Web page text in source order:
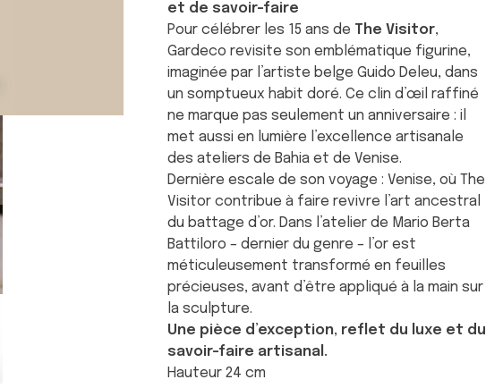
et de savoir-faire
Pour célébrer les 15 ans de The Visitor,
Gardeco revisite son emblématique figurine,
imaginée par l’artiste belge Guido Deleu, dans
un somptueux habit doré. Ce clin d’œil raffiné
ne marque pas seulement un anniversaire : il
met aussi en lumière l’excellence artisanale
des ateliers de Bahia et de Venise.
Dernière escale de son voyage : Venise, où The
Visitor contribue à faire revivre l’art ancestral
du battage d’or. Dans l’atelier de Mario Berta
Battiloro – dernier du genre – l’or est
méticuleusement transformé en feuilles
précieuses, avant d’être appliqué à la main sur
la sculpture.
Une pièce d’exception, reflet du luxe et du
savoir-faire artisanal.
Hauteur 24 cm